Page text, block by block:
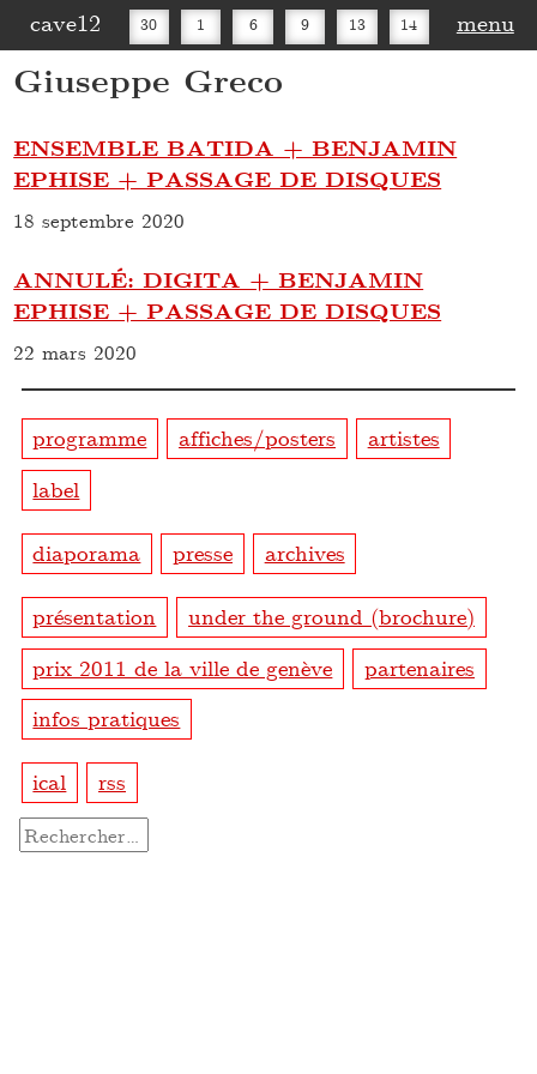
cave12 30 1 6 9 13 14
20
menu
Giuseppe Greco
ENSEMBLE BATIDA + BENJAMIN
EPHISE + PASSAGE DE DISQUES
18 septembre 2020
ANNULÉ: DIGITA + BENJAMIN
EPHISE + PASSAGE DE DISQUES
22 mars 2020
programme affiches/posters
artistes
label
diaporama presse archives
présentation
under the ground (brochure)
prix 2011 de la ville de genève
partenaires
infos pratiques
ical rss
Rechercher :